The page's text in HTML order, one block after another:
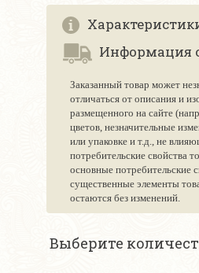
Информация
Заказанный товар может
отличаться от описания и
размещенного на сайте
цветов, незначительные
или упаковке и т.д., не
потребительские свойства
основные потребительские
существенные элементы
остаются без изменений.
Выберите